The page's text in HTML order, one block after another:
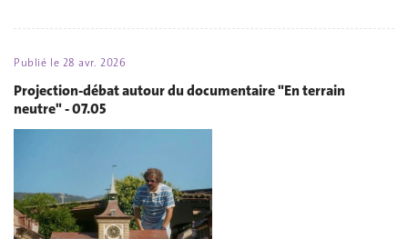
Publié le 28 avr. 2026
Projection-débat autour du documentaire "En terrain
neutre" - 07.05